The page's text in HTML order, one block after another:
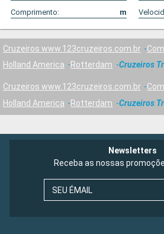
Comprimento:
m
Cruzeiros www.123cruzeiros.com.br
Holland America
Rotterdam Cruzeiros
Cruzeiros www.123cruzeiros.com.br
Holland America
Rotterdam Cruzeiros
Newsletters
Receba as nossas
SEU ÉMAIL